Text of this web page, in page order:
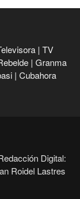
| TV
| Granma
| Cubahora
Digital:
Roidel Lastres